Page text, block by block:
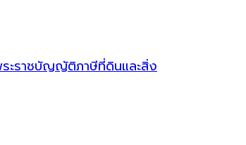
ระราชบัญญัติภาษีที่ดินและสิ่ง